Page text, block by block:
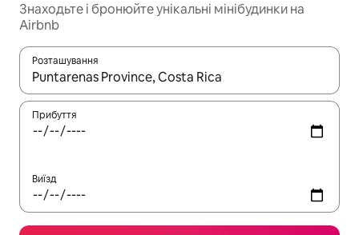
Знаходьте і бронюйте унікальні мінібудинки на
Airbnb
Розташування
Отримавши результати пошуку, використовуйте для
Прибуття
Виїзд